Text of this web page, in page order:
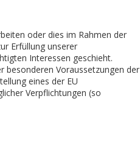
oder dies im Rahmen der
Erfüllung unserer
Interessen geschieht.
besonderen Voraussetzungen der
eines der EU
Verpflichtungen (so